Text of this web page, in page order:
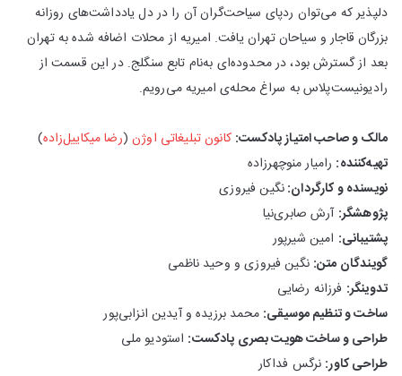
دلپذیر که می‌توان ردپای سیاحت‌گران آن را در دل یادداشت‌های روزانه
بزرگان قاجار و سیاحان تهران یافت. امیریه از محلات اضافه شده به تهران
بعد از گسترش بود، در محدوده‌ای به‌نام تابع سنگلج. در این قسمت از
رادیونیست‌پلاس به سراغ محله‌ی امیریه می‌رویم.
مالک و صاحب امتیاز پادکست: کانون تبلیغاتی اوژن(رضا میکاییل‌زاده)
تهیه‌کننده: رامیار منوچهرزاده
نویسنده و کارگردان:نگین فیروزی
پژوهشگر: آرش صابری‌نیا
پشتیبانی: امین شیرپور
گویندگان متن: نگین فیروزی و وحید ناظمی
تدوینگر: فرزانه رضایی
ساخت و تنظیم موسیقی: محمد برزیده و آیدین انزابی‌پور
طراحی و ساخت هویت بصری پادکست: استودیو ملی
طراحی کاور: نرگس فداکار